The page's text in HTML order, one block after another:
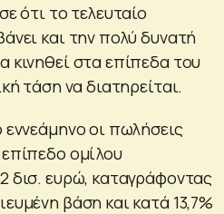
ότι το τελευταίο
και την πολύ δυνατή
κινηθεί στα επίπεδα του
τάση να διατηρείται.
εννεάμηνο οι πωλήσεις
ομίλου
δισ. ευρώ, καταγράφοντας
βάση και κατά 13,7%